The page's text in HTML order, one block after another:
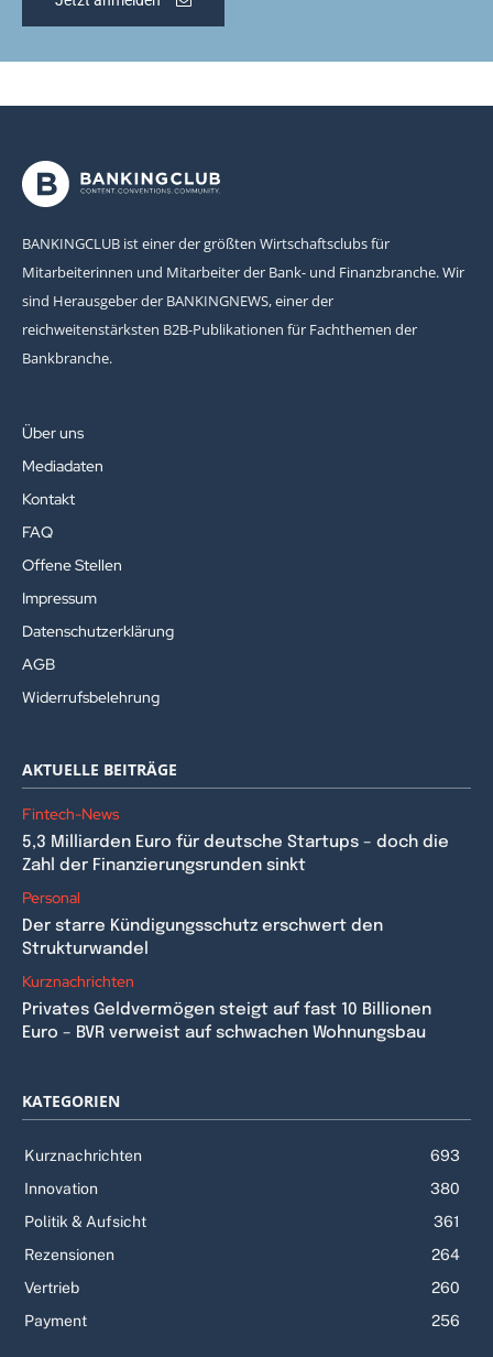
BANKINGCLUB ist einer der größten Wirtschaftsclubs für
Mitarbeiterinnen und Mitarbeiter der Bank- und Finanzbranche. Wir
sind Herausgeber der BANKINGNEWS, einer der
reichweitenstärksten B2B-Publikationen für Fachthemen der
Bankbranche.
Über uns
Mediadaten
Kontakt
FAQ
Offene Stellen
Impressum
Datenschutzerklärung
AGB
Widerrufsbelehrung
AKTUELLE BEITRÄGE
Fintech-News
5,3 Milliarden Euro für deutsche Startups – doch die
Zahl der Finanzierungsrunden sinkt
Personal
Der starre Kündigungsschutz erschwert den
Strukturwandel
Kurznachrichten
Privates Geldvermögen steigt auf fast 10 Billionen
Euro – BVR verweist auf schwachen Wohnungsbau
KATEGORIEN
Kurznachrichten
693
Innovation
380
Politik & Aufsicht
361
Rezensionen
264
Vertrieb
260
Payment
256